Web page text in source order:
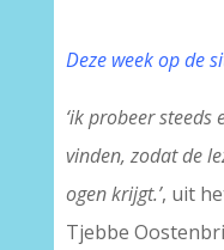
Deze week op de
‘ik probeer
vinden, zodat de
ogen krijgt.’, uit
Tjebbe